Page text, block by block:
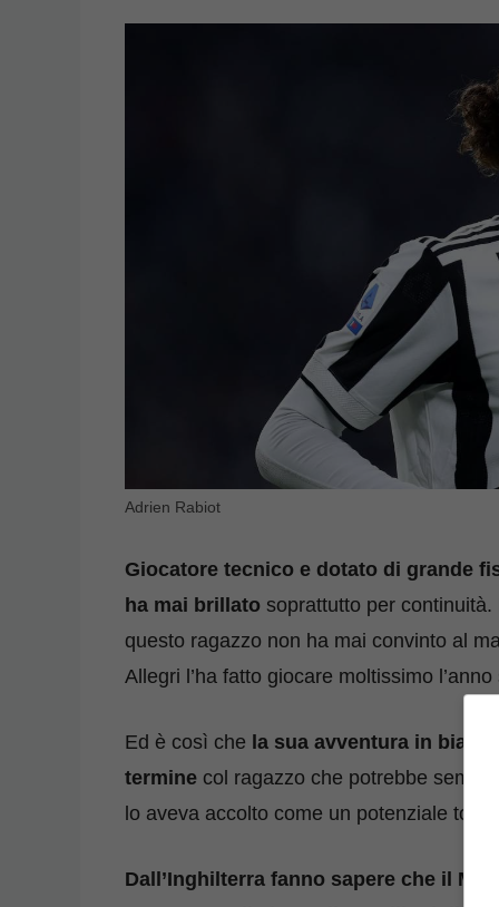
Adrien Rabiot
Giocatore tecnico e dotato di grande
ha mai brillato soprattutto per
questo ragazzo non ha mai convinto al
Allegri l’ha fatto giocare moltissimo l’anno
Ed è così che la sua avventura in
termine col ragazzo che potrebbe
lo aveva accolto come un potenziale top
Dall’Inghilterra fanno sapere che il